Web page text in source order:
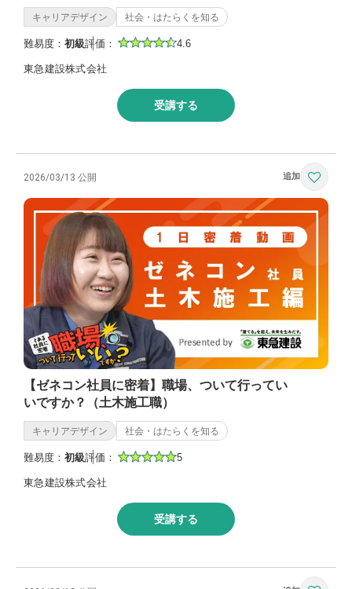
キャリアデザイン 社会・はたらくを知る
難易度： 初級評価： 4.6
東急建設株式会社
受講する
2026/03/13 公開
【ゼネコン社員に密着】職場、ついて行ってい
いですか？（土木施工職）
キャリアデザイン 社会・はたらくを知る
難易度： 初級評価： 5
東急建設株式会社
受講する